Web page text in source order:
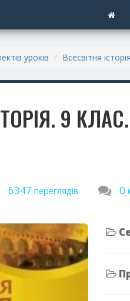
уроків Всесвітня історія
9
6347 переглядів 0